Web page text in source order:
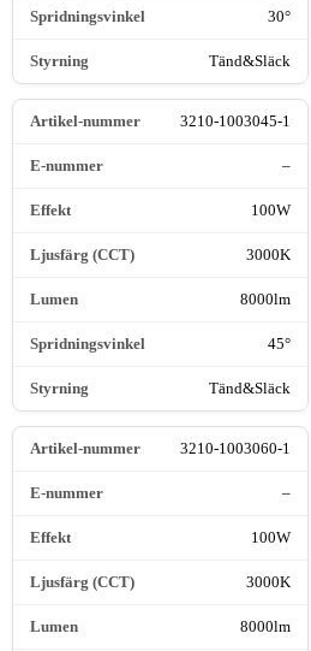
30°
Tänd&Släck
3210-1003045-1
–
100W
3000K
8000lm
45°
Tänd&Släck
3210-1003060-1
–
100W
3000K
8000lm